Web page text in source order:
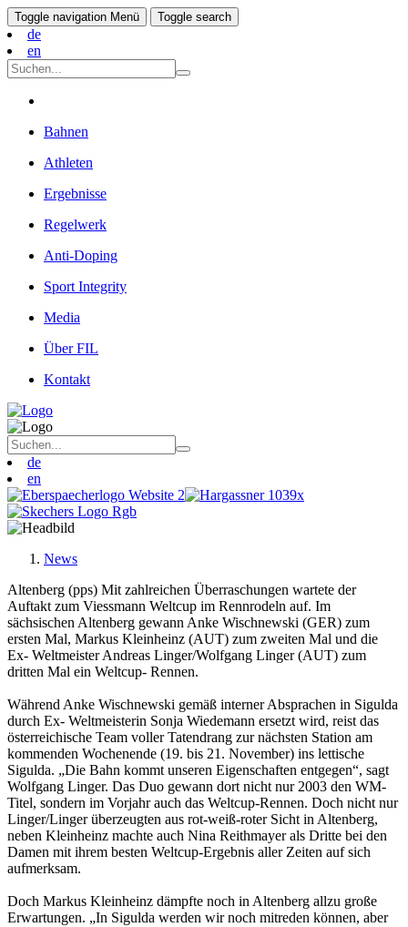
Toggle navigation Menü Toggle search
de
en
Bahnen
Athleten
Ergebnisse
Regelwerk
Anti-Doping
Sport Integrity
Media
Über FIL
Kontakt
de
en
News
Altenberg (pps) Mit zahlreichen Überraschungen wartete der
Auftakt zum Viessmann Weltcup im Rennrodeln auf. Im
sächsischen Altenberg gewann Anke Wischnewski (GER) zum
ersten Mal, Markus Kleinheinz (AUT) zum zweiten Mal und die
Ex- Weltmeister Andreas Linger/Wolfgang Linger (AUT) zum
dritten Mal ein Weltcup- Rennen.
Während Anke Wischnewski gemäß interner Absprachen in Sigulda
durch Ex- Weltmeisterin Sonja Wiedemann ersetzt wird, reist das
österreichische Team voller Tatendrang zur nächsten Station am
kommenden Wochenende (19. bis 21. November) ins lettische
Sigulda. „Die Bahn kommt unseren Eigenschaften entgegen“, sagt
Wolfgang Linger. Das Duo gewann dort nicht nur 2003 den WM-
Titel, sondern im Vorjahr auch das Weltcup-Rennen. Doch nicht nur
Linger/Linger überzeugten aus rot-weiß-roter Sicht in Altenberg,
neben Kleinheinz machte auch Nina Reithmayer als Dritte bei den
Damen mit ihrem besten Weltcup-Ergebnis aller Zeiten auf sich
aufmerksam.
Doch Markus Kleinheinz dämpfte noch in Altenberg allzu große
Erwartungen. „In Sigulda werden wir noch mitreden können, aber